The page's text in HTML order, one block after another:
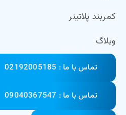
کمربند پلاتینر
وبلاگ
تماس با ما : 02192005185
تماس با ما : 09040367547